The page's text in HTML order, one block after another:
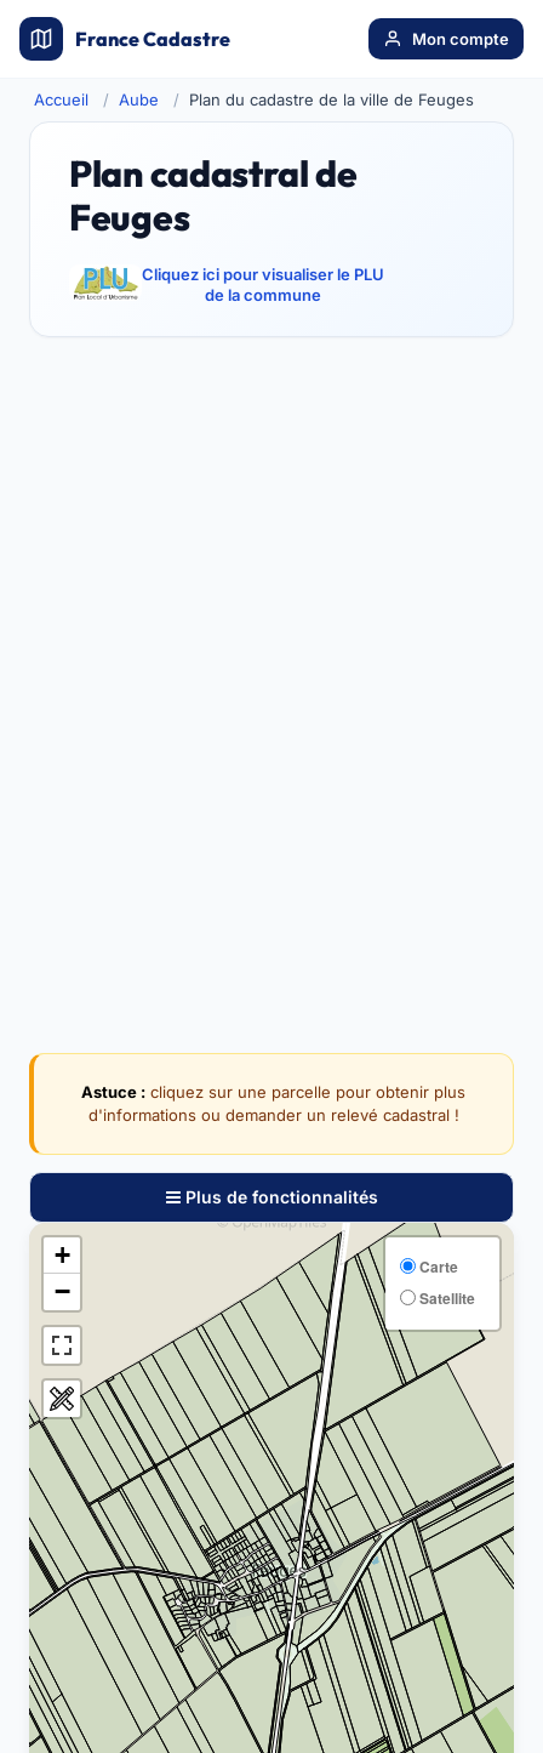
France Cadastre Mon compte
Accueil Aube Plan du cadastre de la ville de Feuges
Plan cadastral de
Feuges
Cliquez ici pour visualiser le PLU
de la commune
Astuce : cliquez sur une parcelle pour obtenir plus
d'informations ou demander un relevé cadastral !
Plus de fonctionnalités
+
−
Carte
Satellite